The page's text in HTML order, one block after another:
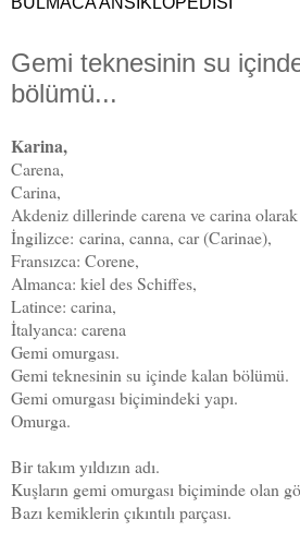
Gemi teknesinin su
bölümü...
Karina,
Carena,
Carina,
Akdeniz dillerinde carena ve carina olarak
İngilizce: carina, canna, car (Carinae),
Fransızca: Corene,
Almanca: kiel des Schiffes,
Latince: carina,
İtalyanca: carena
Gemi omurgası.
Gemi teknesinin su içinde kalan bölümü.
Gemi omurgası biçimindeki yapı.
Omurga.
Bir takım yıldızın adı.
Kuşların gemi omurgası biçiminde olan
Bazı kemiklerin çıkıntılı parçası.